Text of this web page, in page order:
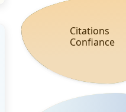
Citations
Confiance